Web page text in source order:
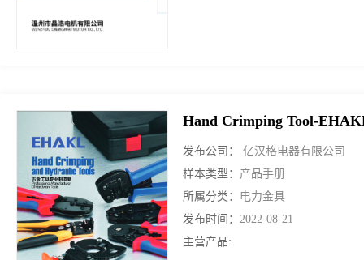
Hand Crimping Tool-
发布公司： 亿汉格电器有限公司
样本类型： 产品手册
所属分类： 电力金具
发布时间： 2022-08-21
主营产品: